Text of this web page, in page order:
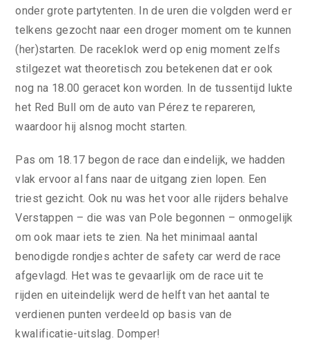
onder grote partytenten. In de uren die volgden werd er
telkens gezocht naar een droger moment om te kunnen
(her)starten. De raceklok werd op enig moment zelfs
stilgezet wat theoretisch zou betekenen dat er ook
nog na 18.00 geracet kon worden. In de tussentijd lukte
het Red Bull om de auto van Pérez te repareren,
waardoor hij alsnog mocht starten.
Pas om 18.17 begon de race dan eindelijk, we hadden
vlak ervoor al fans naar de uitgang zien lopen. Een
triest gezicht. Ook nu was het voor alle rijders behalve
Verstappen – die was van Pole begonnen – onmogelijk
om ook maar iets te zien. Na het minimaal aantal
benodigde rondjes achter de safety car werd de race
afgevlagd. Het was te gevaarlijk om de race uit te
rijden en uiteindelijk werd de helft van het aantal te
verdienen punten verdeeld op basis van de
kwalificatie-uitslag. Domper!